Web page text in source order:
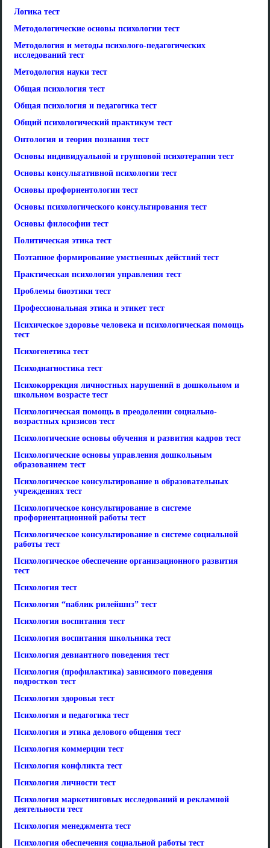
Логика тест
Методологические основы психологии тест
Методология и методы психолого-педагогических
исследований тест
Методология науки тест
Общая психология тест
Общая психология и педагогика тест
Общий психологический практикум тест
Онтология и теория познания тест
Основы индивидуальной и групповой психотерапии тест
Основы консультативной психологии тест
Основы профориентологии тест
Основы психологического консультирования тест
Основы философии тест
Политическая этика тест
Поэтапное формирование умственных действий тест
Практическая психология управления тест
Проблемы биоэтики тест
Профессиональная этика и этикет тест
Психическое здоровье человека и психологическая помощь
тест
Психогенетика тест
Психодиагностика тест
Психокоррекция личностных нарушений в дошкольном и
школьном возрасте тест
Психологическая помощь в преодолении социально-
возрастных кризисов тест
Психологические основы обучения и развития кадров тест
Психологические основы управления дошкольным
образованием тест
Психологическое консультирование в образовательных
учреждениях тест
Психологическое консультирование в системе
профориентационной работы тест
Психологическое консультирование в системе социальной
работы тест
Психологическое обеспечение организационного развития
тест
Психология тест
Психология “паблик рилейшнз” тест
Психология воспитания тест
Психология воспитания школьника тест
Психология девиантного поведения тест
Психология (профилактика) зависимого поведения
подростков тест
Психология здоровья тест
Психология и педагогика тест
Психология и этика делового общения тест
Психология коммерции тест
Психология конфликта тест
Психология личности тест
Психология маркетинговых исследований и рекламной
деятельности тест
Психология менеджмента тест
Психология обеспечения социальной работы тест